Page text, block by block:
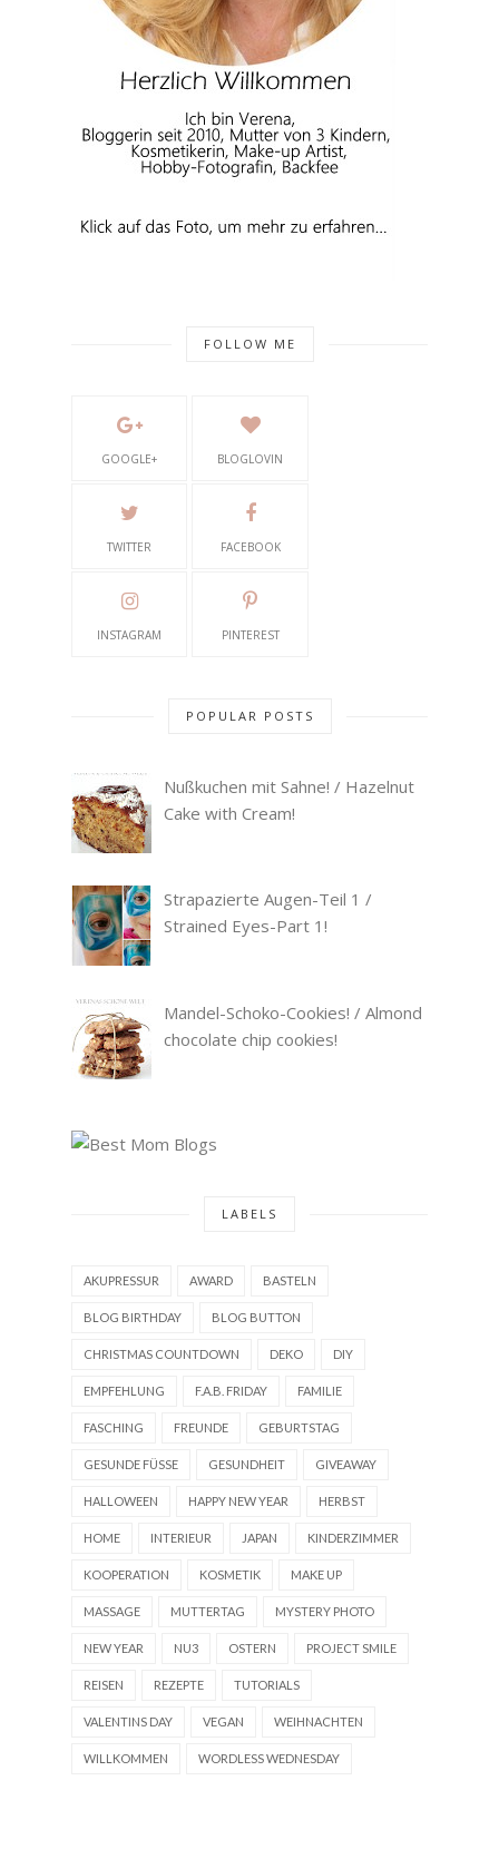
FOLLOW ME
GOOGLE+ BLOGLOVIN
TWITTER FACEBOOK
INSTAGRAM PINTEREST
POPULAR POSTS
Nußkuchen mit Sahne! / Hazelnut
Cake with Cream!
Strapazierte Augen-Teil 1 /
Strained Eyes-Part 1!
Mandel-Schoko-Cookies! / Almond
chocolate chip cookies!
LABELS
AKUPRESSUR AWARD BASTELN
BLOG BIRTHDAY BLOG BUTTON
CHRISTMAS COUNTDOWN DEKO DIY
EMPFEHLUNG F.A.B. FRIDAY FAMILIE
FASCHING FREUNDE GEBURTSTAG
GESUNDE FÜSSE GESUNDHEIT GIVEAWAY
HALLOWEEN HAPPY NEW YEAR HERBST
HOME INTERIEUR JAPAN KINDERZIMMER
KOOPERATION KOSMETIK MAKE UP
MASSAGE MUTTERTAG MYSTERY PHOTO
NEW YEAR NU3 OSTERN PROJECT SMILE
REISEN REZEPTE TUTORIALS
VALENTINS DAY VEGAN WEIHNACHTEN
WILLKOMMEN WORDLESS WEDNESDAY